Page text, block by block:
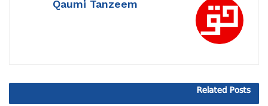
Qaumi Tanzeem
Related Posts